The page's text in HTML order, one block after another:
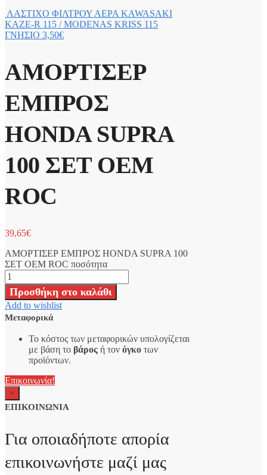
ΛΑΣΤΙΧΟ ΦΙΛΤΡΟΥ ΑΕΡΑ KAWASAKI
KAZE-R 115 / MODENAS KRISS 115
ΓΝΗΣΙΟ 3,50€
ΑΜΟΡΤΙΣΕΡ
ΕΜΠΡΟΣ
HONDA SUPRA
100 ΣΕΤ OEM
ROC
39,65€
ΑΜΟΡΤΙΣΕΡ ΕΜΠΡΟΣ HONDA SUPRA 100
ΣΕΤ OEM ROC ποσότητα
Προσθήκη στο καλάθι
Add to wishlist
Μεταφορικά
Το κόστος των μεταφορικών υπολογίζεται
με βάση το βάρος ή τον όγκο των
προϊόντων.
Επικοινωνία!
×
ΕΠΙΚΟΙΝΩΝΙΑ
Για οποιαδήποτε απορία
επικοινωνήστε μαζί μας